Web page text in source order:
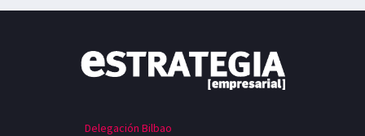
Delegación Bilbao